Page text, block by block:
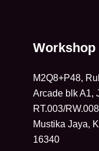
Workshop
M2Q8+P48,
Arcade blk A1,
RT.003/
Mustika Jaya,
16340